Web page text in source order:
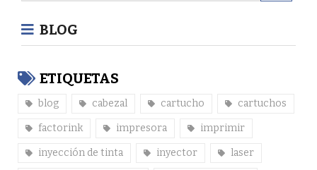
BLOG
ETIQUETAS
blog cabezal cartucho cartuchos
factorink impresora imprimir
inyección de tinta inyector laser